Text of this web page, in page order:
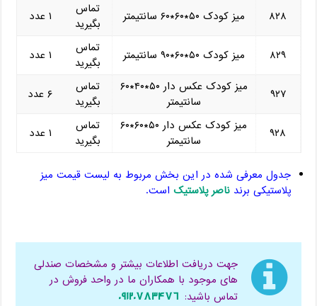
۸۲۸ میز کودک ۵۰*۶۰*۶۰ سانتیمتر
تماس
بگیرید
۱ عدد
۸۲۹ میز کودک ۵۰*۶۰*۹۰ سانتیمتر
تماس
بگیرید
۱ عدد
۹۲۷
میز کودک عکس دار ۵۰*۴۰*۶۰
سانتیمتر
تماس
بگیرید
۶ عدد
۹۲۸
میز کودک عکس دار ۵۰*۶۰*۶۰
سانتیمتر
تماس
بگیرید
۱ عدد
جدول معرفی شده در این بخش مربوط به لیست قیمت میز
پلاستیکی برندناصر پلاستیک است.
جهت دریافت اطلاعات بیشتر و مشخصات صندلی
های موجود با همکاران ما در واحد فروش در
تماس باشید: ۰۹۱۲۰۷۸۳۴۷۶